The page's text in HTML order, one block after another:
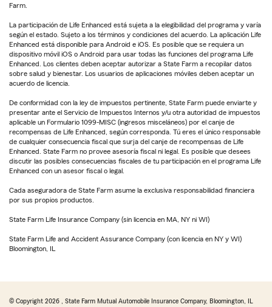
Farm.
La participación de Life Enhanced está sujeta a la elegibilidad del programa y varía
según el estado. Sujeto a los términos y condiciones del acuerdo. La aplicación Life
Enhanced está disponible para Android e iOS. Es posible que se requiera un
dispositivo móvil iOS o Android para usar todas las funciones del programa Life
Enhanced. Los clientes deben aceptar autorizar a State Farm a recopilar datos
sobre salud y bienestar. Los usuarios de aplicaciones móviles deben aceptar un
acuerdo de licencia.
De conformidad con la ley de impuestos pertinente, State Farm puede enviarte y
presentar ante el Servicio de Impuestos Internos y/u otra autoridad de impuestos
aplicable un Formulario 1099-MISC (ingresos misceláneos) por el canje de
recompensas de Life Enhanced, según corresponda. Tú eres el único responsable
de cualquier consecuencia fiscal que surja del canje de recompensas de Life
Enhanced. State Farm no provee asesoría fiscal ni legal. Es posible que desees
discutir las posibles consecuencias fiscales de tu participación en el programa Life
Enhanced con un asesor fiscal o legal.
Cada aseguradora de State Farm asume la exclusiva responsabilidad financiera
por sus propios productos.
State Farm Life Insurance Company (sin licencia en MA, NY ni WI)
State Farm Life and Accident Assurance Company (con licencia en NY y WI)
Bloomington, IL
© Copyright 2026 , State Farm Mutual Automobile Insurance Company, Bloomington, IL